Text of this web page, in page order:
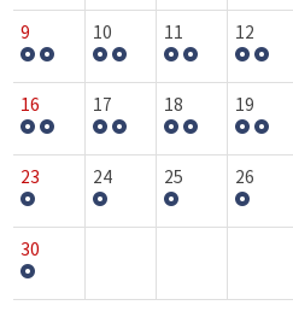
9 10 11 12
16 17 18 19
23 24 25 26
30